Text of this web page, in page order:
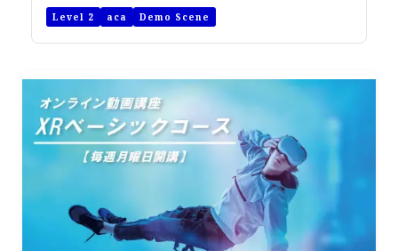
オンライン
資料請求
Level 2 aca Demo Scene